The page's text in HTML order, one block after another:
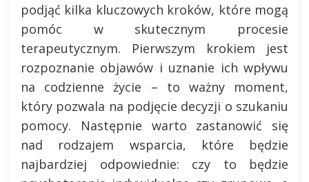
podjąć kilka kluczowych kroków, które mogą
pomóc w skutecznym procesie
terapeutycznym. Pierwszym krokiem jest
rozpoznanie objawów i uznanie ich wpływu
na codzienne życie – to ważny moment,
który pozwala na podjęcie decyzji o szukaniu
pomocy. Następnie warto zastanowić się
nad rodzajem wsparcia, które będzie
najbardziej odpowiednie: czy to będzie